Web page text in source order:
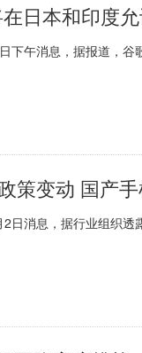
日本和印度
下午消息，据报道，谷
策变动 国产
日消息，据行业组织